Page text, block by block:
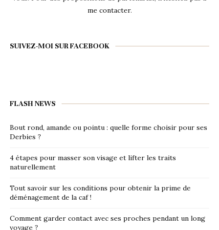
me contacter.
SUIVEZ-MOI SUR FACEBOOK
FLASH NEWS
Bout rond, amande ou pointu : quelle forme choisir pour ses
Derbies ?
4 étapes pour masser son visage et lifter les traits
naturellement
Tout savoir sur les conditions pour obtenir la prime de
déménagement de la caf !
Comment garder contact avec ses proches pendant un long
voyage ?